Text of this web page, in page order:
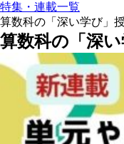
特集・連載一覧
算数科の「深い学び」
算数科の「深